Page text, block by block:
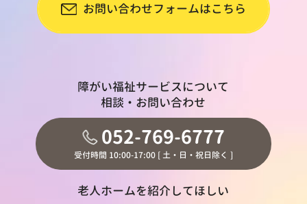
お問い合わせフォームはこちら
障がい福祉サービスについて
相談・お問い合わせ
052-769-6777
受付時間 10:00-17:00 [ 土・日・祝日除く ]
老人ホームを紹介してほしい